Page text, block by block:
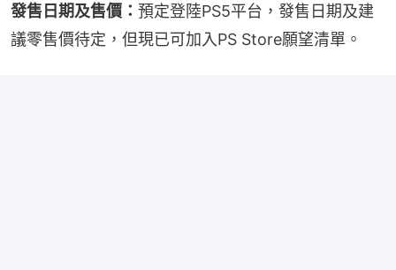
發售日期及售價： 預定登陸PS5平台，發售日期及建
議零售價待定，但現已可加入PS Store願望清單。